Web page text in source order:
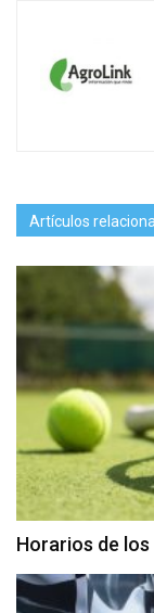
Artículos
Horarios de